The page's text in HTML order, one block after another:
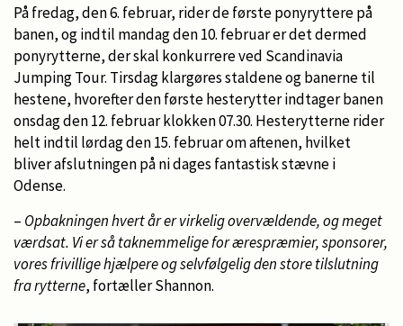
På fredag, den 6. februar, rider de første ponyryttere på
banen, og indtil mandag den 10. februar er det dermed
ponyrytterne, der skal konkurrere ved Scandinavia
Jumping Tour. Tirsdag klargøres staldene og banerne til
hestene, hvorefter den første hesterytter indtager banen
onsdag den 12. februar klokken 07.30. Hesterytterne rider
helt indtil lørdag den 15. februar om aftenen, hvilket
bliver afslutningen på ni dages fantastisk stævne i
Odense.
– Opbakningen hvert år er virkelig overvældende, og meget
værdsat. Vi er så taknemmelige for ærespræmier, sponsorer,
vores frivillige hjælpere og selvfølgelig den store tilslutning
fra rytterne, fortæller Shannon.